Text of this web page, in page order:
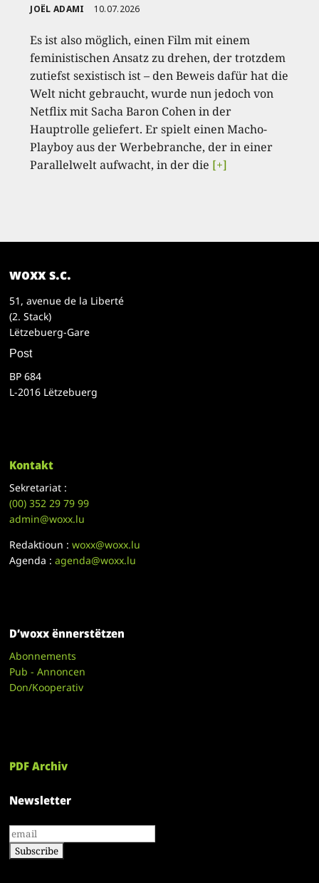
JOËL ADAMI 10.07.2026
Es ist also möglich, einen Film mit einem
feministischen Ansatz zu drehen, der trotzdem
zutiefst sexistisch ist – den Beweis dafür hat die
Welt nicht gebraucht, wurde nun jedoch von
Netflix mit Sacha Baron Cohen in der
Hauptrolle geliefert. Er spielt einen Macho-
Playboy aus der Werbebranche, der in einer
Parallelwelt aufwacht, in der die [+]
woxx s.c.
51, avenue de la Liberté
(2. Stack)
Lëtzebuerg-Gare
Post
BP 684
L-2016 Lëtzebuerg
Kontakt
Sekretariat :
(00)352 29 79 99
admin@woxx.lu
Redaktioun :woxx@woxx.lu
Agenda :agenda@woxx.lu
D’woxx ënnerstëtzen
Abonnements
Pub - Annoncen
Don/Kooperativ
PDF Archiv
Newsletter